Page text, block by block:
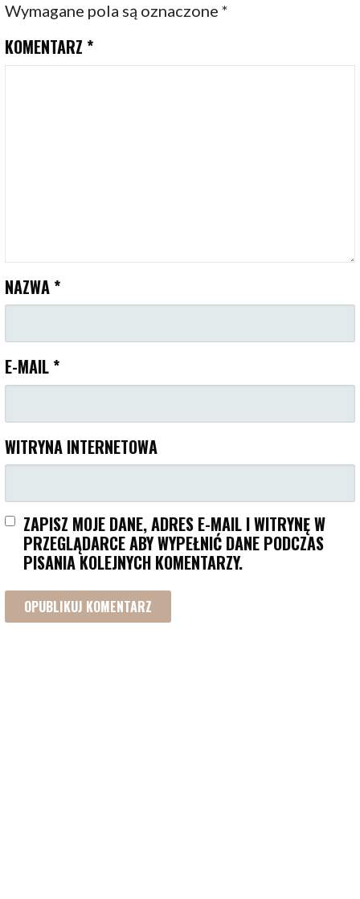
Wymagane pola są oznaczone*
KOMENTARZ *
NAZWA *
E-MAIL *
WITRYNA INTERNETOWA
ZAPISZ MOJE DANE, ADRES E-MAIL I WITRYNĘ W
PRZEGLĄDARCE ABY WYPEŁNIĆ DANE PODCZAS
PISANIA KOLEJNYCH KOMENTARZY.